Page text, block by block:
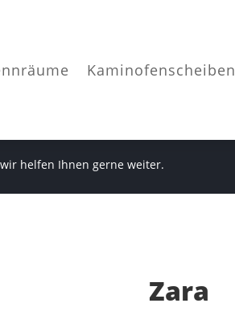
Kaminofenscheiben
helfen Ihnen gerne weiter.
Zara